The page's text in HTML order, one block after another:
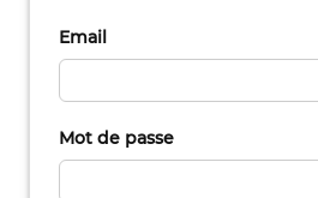
Email
Mot de passe